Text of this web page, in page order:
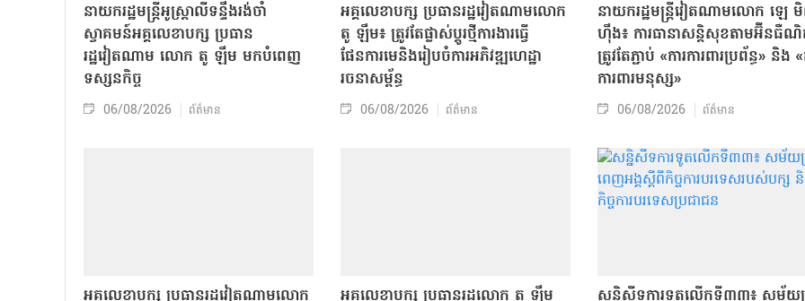
នាយករដ្ឋមន្ត្រីអូស្ត្រាលីទន្ទឹងរង់ចាំ
ស្វាគមន៍អគ្គលេខាបក្ស ប្រធាន
រដ្ឋវៀតណាម លោក តូ ឡឹម មកបំពេញ
ទស្សនកិច្ច
06/08/2026 ព័ត៌មាន
អគ្គលេខាបក្ស ប្រធានរដ្ឋវៀតណាមលោក
តូ ឡឹម៖ ត្រូវតែផ្លាស់ប្ដូរថ្មីការងារធ្វើ
ផែនការមេនិងរៀបចំការអភិវឌ្ឍហេដ្ឋា
រចនាសម្ព័ន្ធ
06/08/2026 ព័ត៌មាន
នាយករដ្ឋមន្ត្រីវៀតណាមលោក ឡេ
ហ៊ឹង៖ ការធានាសន្តិសុខតាមអ៊ីនធឺ
ត្រូវតែភ្ជាប់ «ការការពារប្រព័ន្ធ» និង
ការពារមនុស្ស»
06/08/2026 ព័ត៌មាន
អគ្គលេខាបក្ស ប្រធានរដ្ឋវៀតណាមលោក អគ្គលេខាបក្ស ប្រធានរដ្ឋលោក តូ ឡឹម សន្និសីទការទូតលើកទី៣៣៖ សម័យ